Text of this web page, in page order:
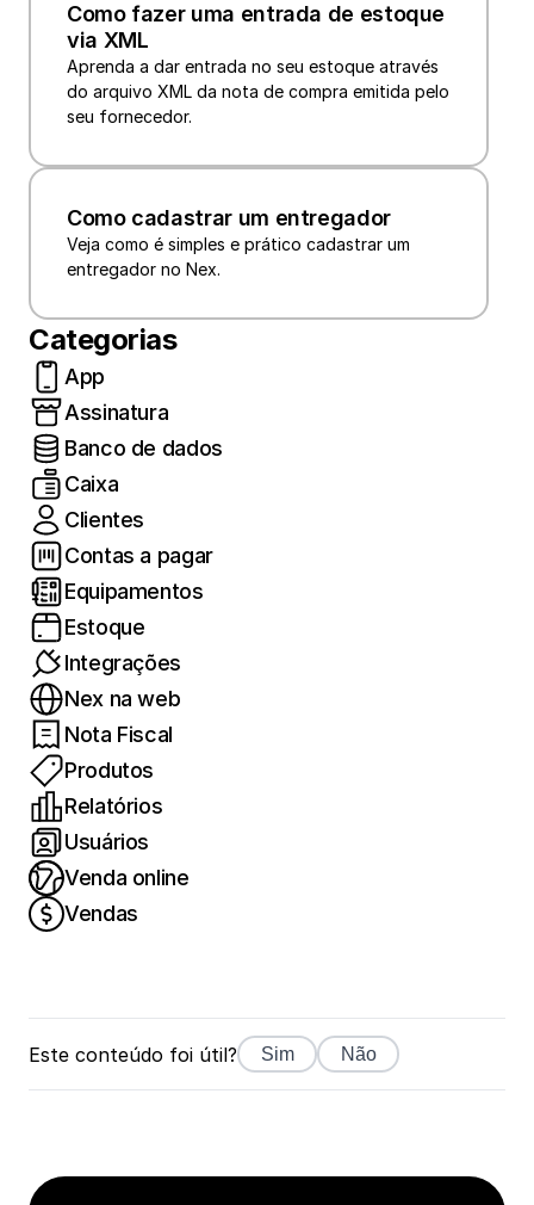
Como fazer uma entrada de estoque
via XML
Aprenda a dar entrada no seu estoque através
do arquivo XML da nota de compra emitida pelo
seu fornecedor.
Como cadastrar um entregador
Veja como é simples e prático cadastrar um
entregador no Nex.
Categorias
App
Assinatura
Banco de dados
Caixa
Clientes
Contas a pagar
Equipamentos
Estoque
Integrações
Nex na web
Nota Fiscal
Produtos
Relatórios
Usuários
Venda online
Vendas
Este conteúdo foi útil? Sim Não